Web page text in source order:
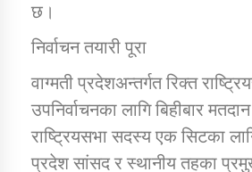
छ।
निर्वाचन तयारी पूरा
वाग्मती प्रदेशअन्तर्गत रिक्त
उपनिर्वाचनका लागि बिहीबार
राष्ट्रियसभा सदस्य एक सिटका
प्रदेश सांसद र स्थानीय तहका